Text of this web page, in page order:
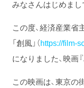
みなさんはじめまし
この度、経済産業
「創風」（https://film-
になりました、映画
この映画は、東京の